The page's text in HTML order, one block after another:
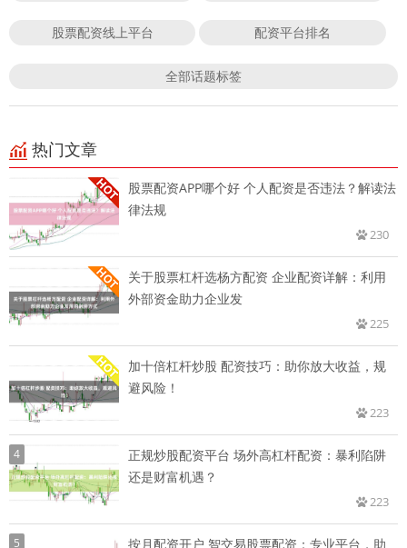
股票配资线上平台 配资平台排名
全部话题标签
热门文章
股票配资APP哪个好 个人配资是否违法？解读法
律法规
230
关于股票杠杆选杨方配资 企业配资详解：利用
外部资金助力企业发
225
加十倍杠杆炒股 配资技巧：助你放大收益，规
避风险！
223
4
正规炒股配资平台 场外高杠杆配资：暴利陷阱
还是财富机遇？
223
5 按月配资开户 智交易股票配资：专业平台，助